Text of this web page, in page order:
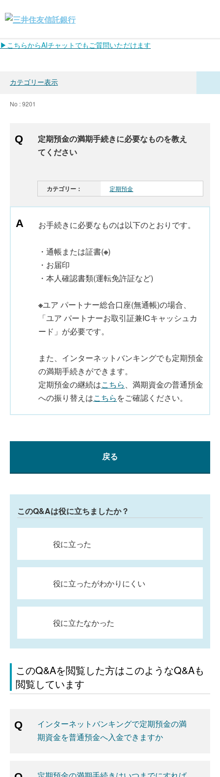
▶こちらからAIチャットでもご質問いただけます
カテゴリー表示
No : 9201
定期預金の満期手続きに必要なものを教え
てください
カテゴリー： 定期預金
お手続きに必要なものは以下のとおりです。
・通帳または証書(※)
・お届印
・本人確認書類(運転免許証など)
※ユア パートナー総合口座(無通帳)の場合、
「ユア パートナーお取引証兼ICキャッシュカ
ード」が必要です。
また、インターネットバンキングでも定期預金
の満期手続きができます。
定期預金の継続はこちら、満期資金の普通預金
への振り替えはこちらをご確認ください。
戻る
このQ&Aは役に立ちましたか？
役に立った
役に立ったがわかりにくい
役に立たなかった
このQ&Aを閲覧した方はこのようなQ&Aも
閲覧しています
インターネットバンキングで定期預金の満
期資金を普通預金へ入金できますか